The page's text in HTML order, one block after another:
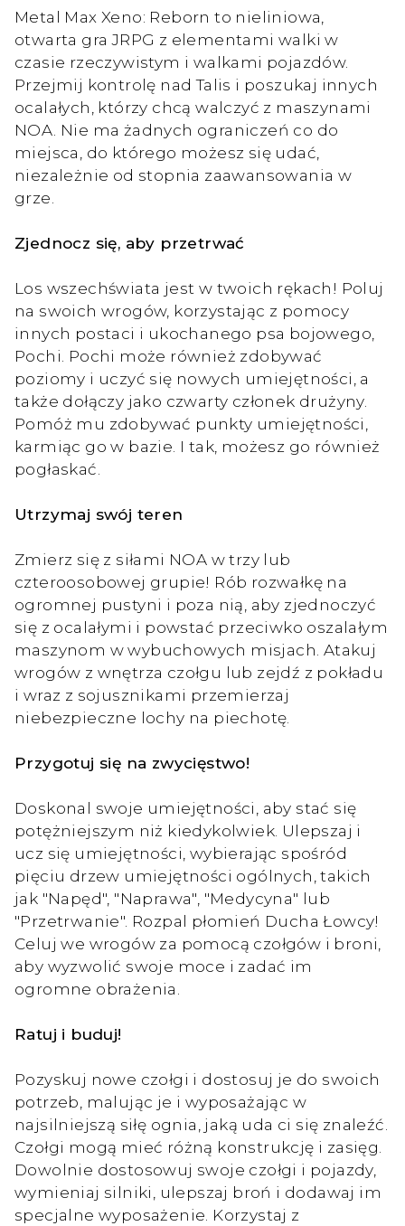
Metal Max Xeno: Reborn to nieliniowa,
otwarta gra JRPG z elementami walki w
czasie rzeczywistym i walkami pojazdów.
Przejmij kontrolę nad Talis i poszukaj innych
ocalałych, którzy chcą walczyć z maszynami
NOA. Nie ma żadnych ograniczeń co do
miejsca, do którego możesz się udać,
niezależnie od stopnia zaawansowania w
grze.
Zjednocz się, aby przetrwać
Los wszechświata jest w twoich rękach! Poluj
na swoich wrogów, korzystając z pomocy
innych postaci i ukochanego psa bojowego,
Pochi. Pochi może również zdobywać
poziomy i uczyć się nowych umiejętności, a
także dołączy jako czwarty członek drużyny.
Pomóż mu zdobywać punkty umiejętności,
karmiąc go w bazie. I tak, możesz go również
pogłaskać.
Utrzymaj swój teren
Zmierz się z siłami NOA w trzy lub
czteroosobowej grupie! Rób rozwałkę na
ogromnej pustyni i poza nią, aby zjednoczyć
się z ocalałymi i powstać przeciwko oszalałym
maszynom w wybuchowych misjach. Atakuj
wrogów z wnętrza czołgu lub zejdź z pokładu
i wraz z sojusznikami przemierzaj
niebezpieczne lochy na piechotę.
Przygotuj się na zwycięstwo!
Doskonal swoje umiejętności, aby stać się
potężniejszym niż kiedykolwiek. Ulepszaj i
ucz się umiejętności, wybierając spośród
pięciu drzew umiejętności ogólnych, takich
jak "Napęd", "Naprawa", "Medycyna" lub
"Przetrwanie". Rozpal płomień Ducha Łowcy!
Celuj we wrogów za pomocą czołgów i broni,
aby wyzwolić swoje moce i zadać im
ogromne obrażenia.
Ratuj i buduj!
Pozyskuj nowe czołgi i dostosuj je do swoich
potrzeb, malując je i wyposażając w
najsilniejszą siłę ognia, jaką uda ci się znaleźć.
Czołgi mogą mieć różną konstrukcję i zasięg.
Dowolnie dostosowuj swoje czołgi i pojazdy,
wymieniaj silniki, ulepszaj broń i dodawaj im
specjalne wyposażenie. Korzystaj z